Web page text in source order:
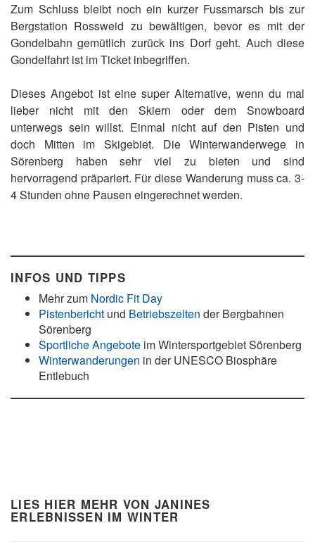
Zum Schluss bleibt noch ein kurzer Fussmarsch bis zur
Bergstation Rossweid zu bewältigen, bevor es mit der
Gondelbahn gemütlich zurück ins Dorf geht. Auch diese
Gondelfahrt ist im Ticket inbegriffen.
Dieses Angebot ist eine super Alternative, wenn du mal
lieber nicht mit den Skiern oder dem Snowboard
unterwegs sein willst. Einmal nicht auf den Pisten und
doch Mitten im Skigebiet. Die Winterwanderwege in
Sörenberg haben sehr viel zu bieten und sind
hervorragend präpariert. Für diese Wanderung muss ca. 3-
4 Stunden ohne Pausen eingerechnet werden.
INFOS UND TIPPS
Mehr zum Nordic Fit Day
Pistenbericht und Betriebszeiten der Bergbahnen
Sörenberg
Sportliche Angebote im Wintersportgebiet Sörenberg
Winterwanderungen in der UNESCO Biosphäre
Entlebuch
LIES HIER MEHR VON JANINES
ERLEBNISSEN IM WINTER